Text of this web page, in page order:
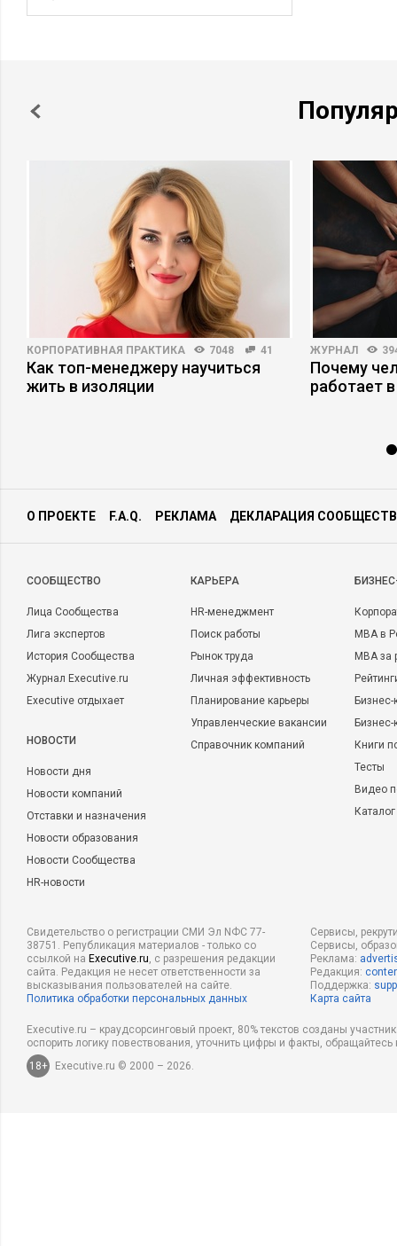
КОРПОРАТИВНАЯ ПРАКТИКА 7048 41
Как топ-менеджеру научиться
жить в изоляции
ЖУРНАЛ
Почему
работает
О ПРОЕКТЕ F.A.Q. РЕКЛАМА ДЕКЛАРАЦИЯ
CООБЩЕСТВО
Лица Сообщества
Лига экспертов
История Сообщества
Журнал Executive.ru
Executive отдыхает
НОВОСТИ
Новости дня
Новости компаний
Отставки и назначения
Новости образования
Новости Сообщества
HR-новости
КАРЬЕРА
HR-менеджмент
Поиск работы
Рынок труда
Личная эффективность
Планирование карьеры
Управленческие вакансии
Справочник компаний
MBA в
MBA
Бизнес-
Книги
Тесты
Видео
Свидетельство о регистрации СМИ Эл NФС 77-
38751. Републикация материалов - только со
ссылкой на Executive.ru, с разрешения редакции
сайта. Редакция не несет ответственности за
высказывания пользователей на сайте.
Политика обработки персональных данных
Сервисы,
Сервисы,
Реклама:
Редакция:
Поддержка:
Карта сайта
Executive.ru – краудсорсинговый проект, 80% текстов созданы
оспорить логику повествования, уточнить цифры и факты,
18+
Executive.ru © 2000 – 2026.